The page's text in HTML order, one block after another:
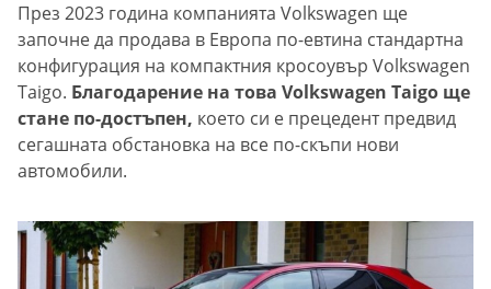
През 2023 година компанията Volkswagen ще
започне да продава в Европа по-евтина стандартна
конфигурация на компактния кросоувър Volkswagen
Taigo. Благодарение на това Volkswagen Taigo ще
стане по-достъпен, което си е прецедент предвид
сегашната обстановка на все по-скъпи нови
автомобили.